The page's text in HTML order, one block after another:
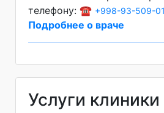
телефону: ☎️ +998-93-509-
Подробнее о враче
Услуги